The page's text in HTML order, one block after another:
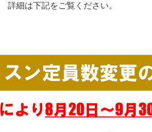
詳細は下記をご覧ください。